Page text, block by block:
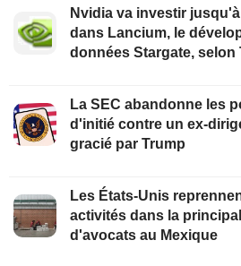
Nvidia va investir
dans Lancium, le
données Stargate, selon
La SEC abandonne les
d'initié contre un ex-
gracié par Trump
Les États-Unis
activités dans la
d'avocats au Mexique